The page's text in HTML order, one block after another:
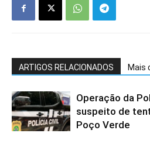
ARTIGOS RELACIONADOS Mais
Operação da
suspeito de
Poço Verde